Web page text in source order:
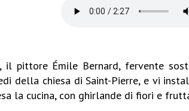
il pittore Émile Bernard, fervente
della chiesa di Saint-Pierre, e vi
la cucina, con ghirlande di fiori e